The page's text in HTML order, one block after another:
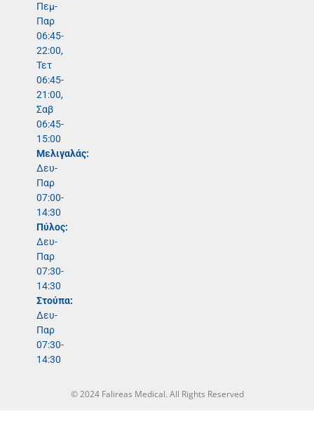
Πεμ-
Παρ
06:45-
22:00,
Τετ
06:45-
21:00,
Σαβ
06:45-
15:00
Μελιγαλάς:
Δευ-
Παρ
07:00-
14:30
Πύλος:
Δευ-
Παρ
07:30-
14:30
Στούπα:
Δευ-
Παρ
07:30-
14:30
© 2024 Falireas Medical. All Rights Reserved